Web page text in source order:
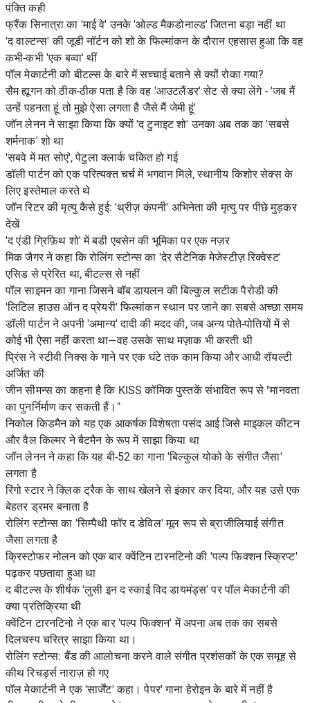
पंक्ति कही
फ्रैंक सिनात्रा का 'माई वे' उनके 'ओल्ड मैकडोनाल्ड' जितना बड़ा नहीं था
'द वाल्टन्स' की जूडी नॉर्टन को शो के फिल्मांकन के दौरान एहसास हुआ कि वह
कभी-कभी 'एक बव्वा' थीं
पॉल मेकार्टनी को बीटल्स के बारे में सच्चाई बताने से क्यों रोका गया?
सैम ह्यूगन को ठीक-ठीक पता है कि वह 'आउटलैंडर' सेट से क्या लेंगे - 'जब मैं
उन्हें पहनता हूं तो मुझे ऐसा लगता है जैसे मैं जेमी हूं'
जॉन लेनन ने साझा किया कि क्यों 'द टुनाइट शो' उनका अब तक का 'सबसे
शर्मनाक' शो था
'सबवे में मत सोएं', पेटुला क्लार्क चकित हो गई
डॉली पार्टन को एक परित्यक्त चर्च में भगवान मिले, स्थानीय किशोर सेक्स के
लिए इस्तेमाल करते थे
जॉन रिटर की मृत्यु कैसे हुई: 'थ्रीज़ कंपनी' अभिनेता की मृत्यु पर पीछे मुड़कर
देखें
'द एंडी ग्रिफ़िथ शो' में बडी एबसेन की भूमिका पर एक नज़र
मिक जैगर ने कहा कि रोलिंग स्टोन्स का 'देर सैटेनिक मेजेस्टीज़ रिक्वेस्ट'
एसिड से प्रेरित था, बीटल्स से नहीं
पॉल साइमन का गाना जिसने बॉब डायलन की बिल्कुल सटीक पैरोडी की
'लिटिल हाउस ऑन द प्रेयरी' फिल्मांकन स्थान पर जाने का सबसे अच्छा समय
डॉली पार्टन ने अपनी 'अमान्य' दादी की मदद की, जब अन्य पोते-पोतियों में से
कोई भी ऐसा नहीं करता था—वह उसके साथ मज़ाक भी करती थी
प्रिंस ने स्टीवी निक्स के गाने पर एक घंटे तक काम किया और आधी रॉयल्टी
अर्जित की
जीन सीमन्स का कहना है कि KISS कॉमिक पुस्तकें संभावित रूप से "मानवता
का पुनर्निर्माण कर सकती हैं।"
निकोल किडमैन को यह एक आकर्षक विशेषता पसंद आई जिसे माइकल कीटन
और वैल किल्मर ने बैटमैन के रूप में साझा किया था
जॉन लेनन ने कहा कि यह बी-52 का गाना 'बिल्कुल योको के संगीत जैसा'
लगता है
रिंगो स्टार ने क्लिक ट्रैक के साथ खेलने से इंकार कर दिया, और यह उसे एक
बेहतर ड्रमर बनाता है
रोलिंग स्टोन्स का 'सिम्पैथी फॉर द डेविल' मूल रूप से ब्राजीलियाई संगीत
जैसा लगता है
क्रिस्टोफर नोलन को एक बार क्वेंटिन टारनटिनो की 'पल्प फिक्शन स्क्रिप्ट'
पढ़कर पछतावा हुआ था
द बीटल्स के शीर्षक 'लुसी इन द स्काई विद डायमंड्स' पर पॉल मेकार्टनी की
क्या प्रतिक्रिया थी
क्वेंटिन टारनटिनो ने एक बार 'पल्प फिक्शन' में अपना अब तक का सबसे
दिलचस्प चरित्र साझा किया था।
रोलिंग स्टोन्स: बैंड की आलोचना करने वाले संगीत प्रशंसकों के एक समूह से
कीथ रिचर्ड्स नाराज़ हो गए
पॉल मेकार्टनी ने एक 'सार्जेंट' कहा। पेपर' गाना हेरोइन के बारे में नहीं है